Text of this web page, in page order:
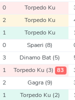
0 Torpedo Ku
2 Torpedo Ku
1 Torpedo Ku
0 Spaeri (8)
3 Dinamo Bat (5)
1 Torpedo Ku (3) 83
2 Gagra (9)
1 Torpedo Ku (2)